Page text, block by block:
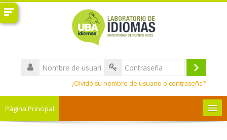
Salta
al
Nombre
de
Acceder
¿Olvidó su nombre de usuario o contraseña?
Página Principal